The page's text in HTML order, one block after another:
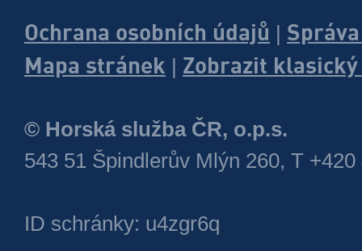
Ochrana osobních údajů
Mapa stránek
Zobrazit
© Horská služba ČR, o.p.s.
543 51 Špindlerův Mlýn 260, T +420
ID schránky: u4zgr6q